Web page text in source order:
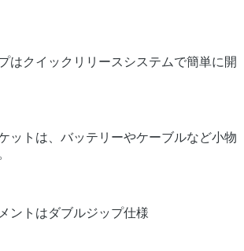
はクイックリリースシステムで簡単に開
ットは、バッテリーやケーブルなど小物
ントはダブルジップ仕様